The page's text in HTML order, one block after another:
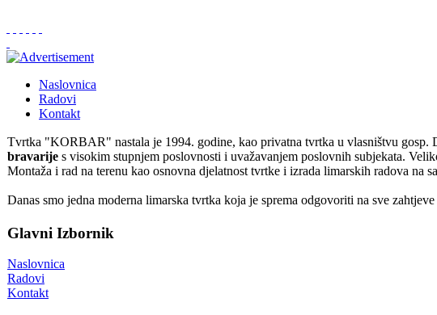
Naslovnica
Radovi
Kontakt
Tvrtka "KORBAR" nastala je 1994. godine, kao privatna tvrtka u vlasništvu gosp.
bravarije s visokim stupnjem poslovnosti i uvažavanjem poslovnih subjekata.
Montaža i rad na terenu kao osnovna djelatnost tvrtke i izrada limarskih radova
Danas smo jedna moderna limarska tvrtka koja je sprema odgovoriti na sve
Glavni Izbornik
Naslovnica
Radovi
Kontakt